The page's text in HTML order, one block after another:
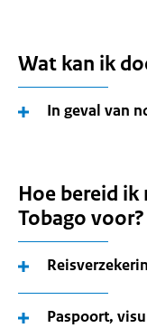
Wat kan ik
In geval van
Hoe bereid ik
Tobago voor?
Paspoort,